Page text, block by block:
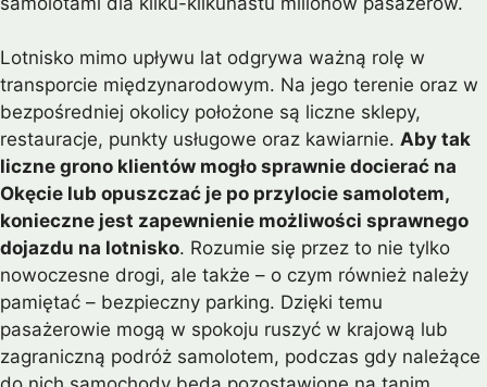
Lotnisko mimo upływu lat odgrywa ważną rolę w
transporcie międzynarodowym. Na jego terenie oraz w
bezpośredniej okolicy położone są liczne sklepy,
restauracje, punkty usługowe oraz kawiarnie. Aby tak
liczne grono klientów mogło sprawnie docierać na
Okęcie lub opuszczać je po przylocie samolotem,
konieczne jest zapewnienie możliwości sprawnego
dojazdu na lotnisko. Rozumie się przez to nie tylko
nowoczesne drogi, ale także – o czym również należy
pamiętać – bezpieczny parking. Dzięki temu
pasażerowie mogą w spokoju ruszyć w krajową lub
zagraniczną podróż samolotem, podczas gdy należące